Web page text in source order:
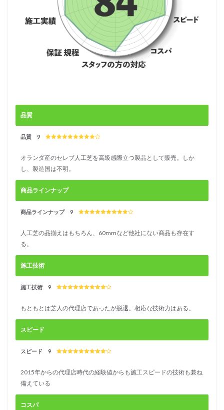
品質
品質 9
オランダ産のセレブ人工芝を高級感際立つ製品として販売。しか
し、製造国は不明。
商品ラインナップ
商品ラインナップ 9
人工芝の品揃えはもちろん、60mmなど他社にない商品も存在す
る。
施工技術
施工技術 9
もともとは芝人の代理店であったが脱退。相応な技術力はある。
スピード
スピード 9
2015年からの代理店時代の経験値からも施工スピードの技術も兼ね
備えている
コスパ